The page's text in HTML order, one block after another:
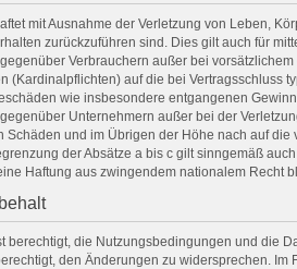
mit Ausnahme der Verletzung von Leben,
zurückzuführen sind. Dies gilt auch für
Verbrauchern außer bei
(Kardinalpflichten) auf die bei Vertragsschluss
wie insbesondere entgangenen
Unternehmern außer bei der
Schäden und im Übrigen der Höhe nach auf
der Absätze a bis c gilt sinngemäß
Haftung aus zwingendem nationalem Recht
berechtigt, die Nutzungsbedingungen und die
den Änderungen zu widersprechen.